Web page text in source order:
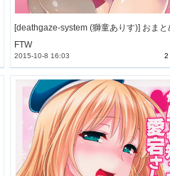
FTW
2
2015-10-8 16:03